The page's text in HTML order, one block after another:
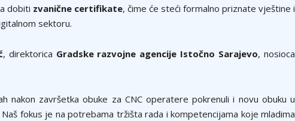
dobiti zvanične certifikate, čime će steći formalno priznate vještine i
sektoru.
, direktorica Gradske razvojne agencije Istočno Sarajevo, nosioca
nakon završetka obuke za CNC operatere pokrenuli i novu obuku u
fokus je na potrebama tržišta rada i kompetencijama koje mladima